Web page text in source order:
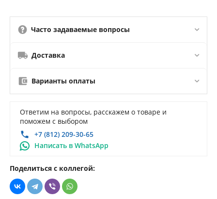
Часто задаваемые вопросы
Доставка
Варианты оплаты
Ответим на вопросы, расскажем о товаре и
поможем с выбором
+7 (812) 209-30-65
Написать в WhatsApp
Поделиться с коллегой: